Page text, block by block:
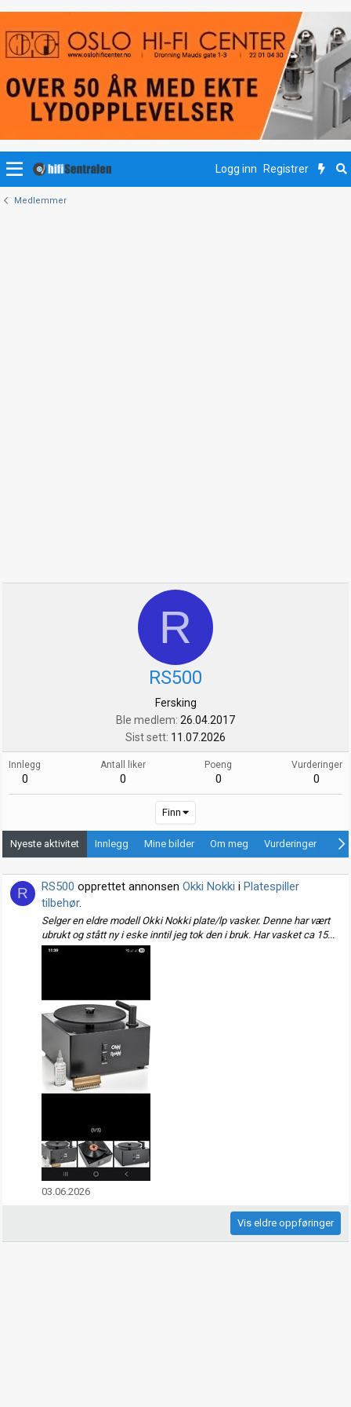
Logg inn Registrer
Medlemmer
R
RS500
Fersking
Ble medlem 26.04.2017
Sist sett 11.07.2026
Innlegg
0
Antall liker
0
Poeng
0
Vurderinger
0
Finn
Nyeste aktivitet Innlegg Mine bilder Om meg Vurderinger
R RS500 opprettet annonsen Okki Nokki i Platespiller
tilbehør.
Selger en eldre modell Okki Nokki plate/lp vasker. Denne har vært
ubrukt og stått ny i eske inntil jeg tok den i bruk. Har vasket ca 15...
03.06.2026
Vis eldre oppføringer